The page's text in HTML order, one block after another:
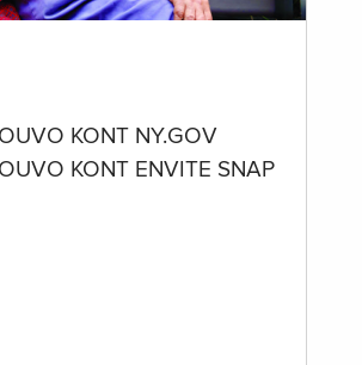
KONT NY.GOV
KONT ENVITE SNAP